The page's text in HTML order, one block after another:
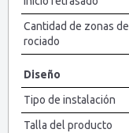
Cantidad de zonas de
rociado
Diseño
Tipo de instalación
Talla del producto